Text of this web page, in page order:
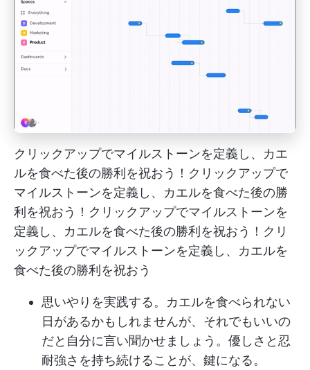
クリックアップでマイルストーンを定義し、カエ
ルを食べた後の勝利を祝おう！クリックアップで
マイルストーンを定義し、カエルを食べた後の勝
利を祝おう！クリックアップでマイルストーンを
定義し、カエルを食べた後の勝利を祝おう！クリ
ックアップでマイルストーンを定義し、カエルを
食べた後の勝利を祝おう
思いやりを実践する。カエルを食べられない
日があるかもしれませんが、それでもいいの
だと自分に言い聞かせましょう。優しさと忍
耐強さを持ち続けることが、鍵になる。